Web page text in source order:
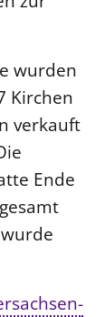
wurden
Kirchen
verkauft
Ende